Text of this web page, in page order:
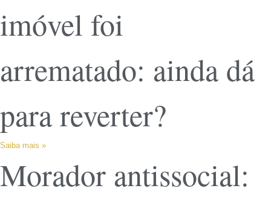
imóvel foi
arrematado: ainda dá
para reverter?
Saiba mais »
Morador antissocial: